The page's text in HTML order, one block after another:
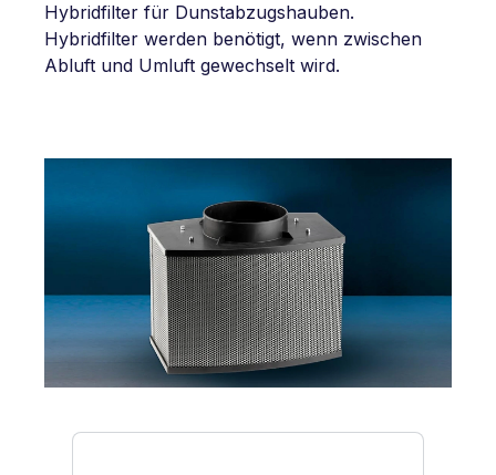
Hybridfilter für Dunstabzugshauben.
Hybridfilter werden benötigt, wenn zwischen
Abluft und Umluft gewechselt wird.
Produktgalerie überspringen